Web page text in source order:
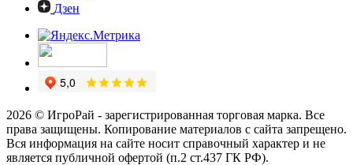
Дзен
2026 © ИгроРай - зарегистрированная торговая марка. Все
права защищены. Копирование материалов с сайта запрещено.
Вся информация на сайте носит справочный характер и не
является публичной офертой (п.2 ст.437 ГК РФ).